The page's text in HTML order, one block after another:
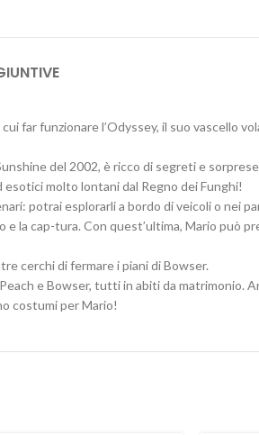
far funzionare l’Odyssey, il suo vascello
del 2002, è ricco di segreti e
molto lontani dal Regno dei Funghi!
potrai esplorarli a bordo di veicoli o nei
e la cap-tura. Con quest’ultima, Mario può
cerchi di fermare i piani di Bowser.
e Bowser, tutti in abiti da matrimonio.
costumi per Mario!